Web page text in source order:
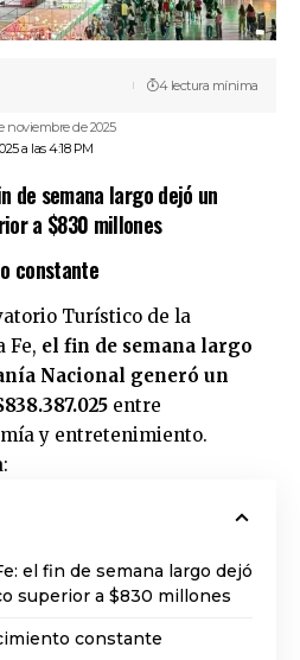
a las 4:18 PM
noviembre de 2025
4 lectura mínima
de semana largo dejó un
a $830 millones
constante
Turístico de la
Fe, el fin de semana largo
Nacional generó un
entre
y entretenimiento.
el fin de semana largo dejó
superior a $830 millones
constante